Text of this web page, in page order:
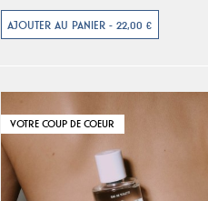
AJOUTER AU PANIER - 22,00 €
VOTRE COUP DE COEUR